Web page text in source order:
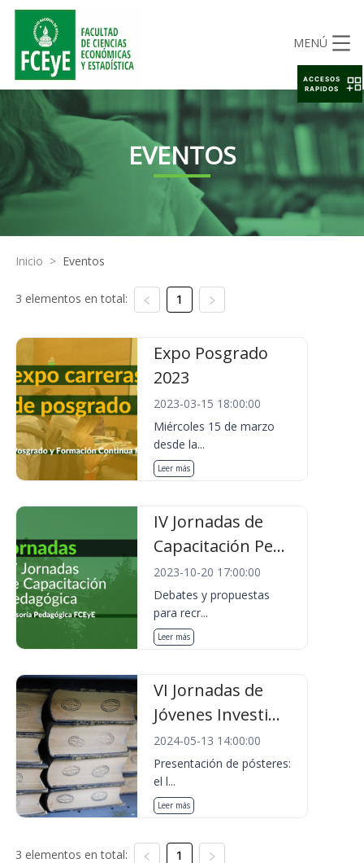
MENÚ
EVENTOS
Inicio > Eventos
3 elementos en total: 1
Expo Posgrado
2023
2023-03-15 18:00:00
Miércoles 15 de marzo
desde la...
Leer más
IV Jornadas de
Capacitación Pe...
2023-10-20 17:00:00
Debates y propuestas
para recr...
Leer más
VI Jornadas de
Jóvenes Investi...
2024-05-13 14:00:00
Presentación de pósteres:
el l...
Leer más
3 elementos en total: 1
ACCESOS
RAPIDOS